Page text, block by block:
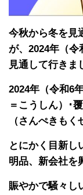
今秋から冬を見
が、2024年（令
見通して行きま
2024年（令和6
＝こうしん）･
（さんぺきもく
とにかく目新し
明品、新会社を
賑やかで騒々し